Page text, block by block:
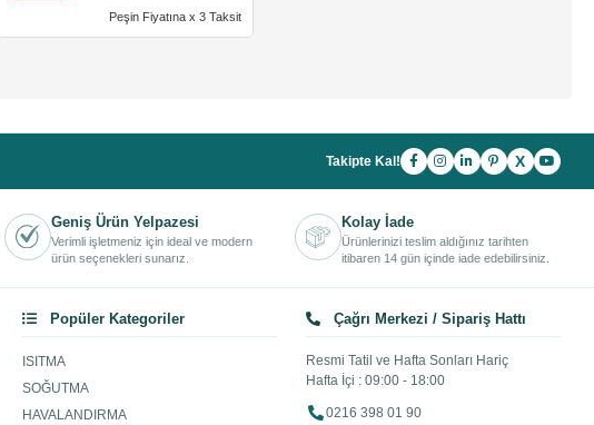
Peşin Fiyatına x 3 Taksit
Takipte Kal! X
Geniş Ürün Yelpazesi
Verimli işletmeniz için ideal ve modern
ürün seçenekleri sunarız.
Kolay İade
Ürünlerinizi teslim aldığınız tarihten
itibaren 14 gün içinde iade edebilirsiniz.
Popüler Kategoriler
ISITMA
SOĞUTMA
HAVALANDIRMA
Çağrı Merkezi / Sipariş Hattı
Resmi Tatil ve Hafta Sonları Hariç
Hafta İçi : 09:00 - 18:00
0216 398 01 90